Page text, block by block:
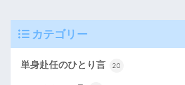
カテゴリー
単身赴任のひとり言 20